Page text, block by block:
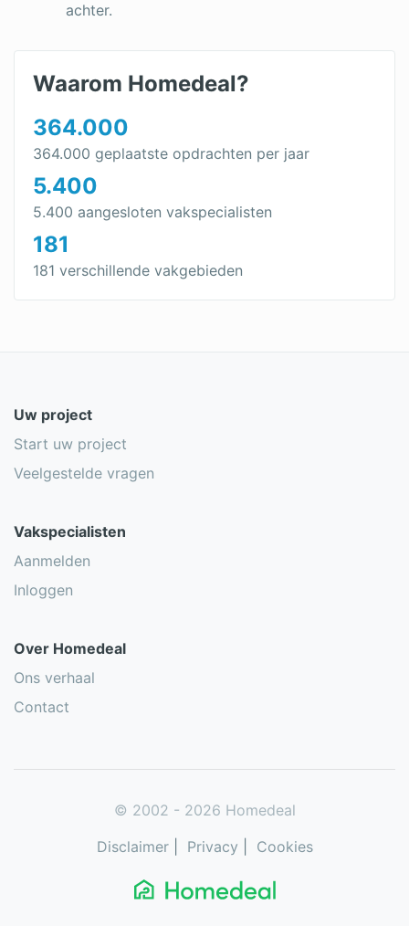
achter.
Waarom Homedeal?
364.000
364.000 geplaatste opdrachten per jaar
5.400
5.400 aangesloten vakspecialisten
181
181 verschillende vakgebieden
Uw project
Start uw project
Veelgestelde vragen
Vakspecialisten
Aanmelden
Inloggen
Over Homedeal
Ons verhaal
Contact
© 2002 - 2026 Homedeal
Disclaimer| Privacy Cookies